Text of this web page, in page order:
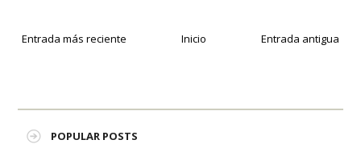
Entrada más reciente Entrada antigua
Inicio
POPULAR POSTS